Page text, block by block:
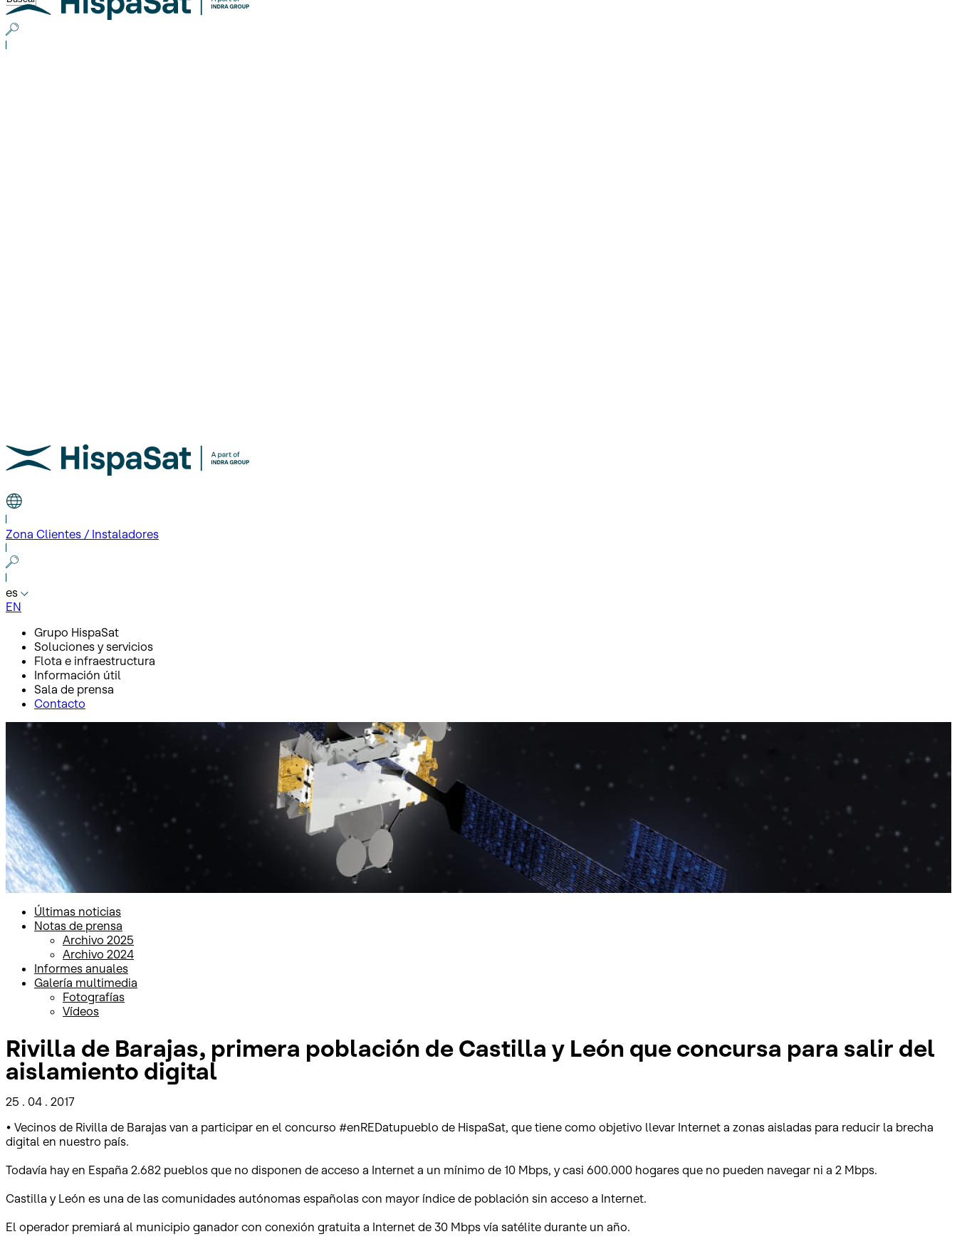
Zona Clientes / Instaladores
es
EN
Grupo HispaSat
Soluciones y servicios
Flota e infraestructura
Información útil
Sala de prensa
Contacto
Sala de prensa
Notas de prensa
Últimas noticias
Notas de prensa
Archivo 2025
Archivo 2024
Informes anuales
Galería multimedia
Fotografías
Vídeos
Rivilla de Barajas, primera población de Castilla y León que concursa para salir del
aislamiento digital
25 . 04 . 2017
• Vecinos de Rivilla de Barajas van a participar en el concurso #enREDatupueblo de HispaSat, que tiene como objetivo llevar Internet a zonas aisladas para reducir la brecha
digital en nuestro país.
Todavía hay en España 2.682 pueblos que no disponen de acceso a Internet a un mínimo de 10 Mbps, y casi 600.000 hogares que no pueden navegar ni a 2 Mbps.
Castilla y León es una de las comunidades autónomas españolas con mayor índice de población sin acceso a Internet.
El operador premiará al municipio ganador con conexión gratuita a Internet de 30 Mbps vía satélite durante un año.